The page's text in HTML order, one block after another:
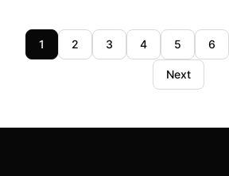
1 2 3 4 5 6
Next